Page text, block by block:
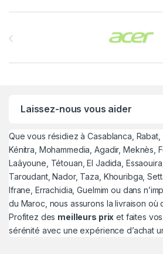
Laissez-nous vous aider
Que vous résidiez à Casablanca,
Kénitra, Mohammedia, Agadir, Meknès,
Laâyoune, Tétouan, El Jadida,
Taroudant, Nador, Taza, Khouribga,
Ifrane, Errachidia, Guelmim ou dans
du Maroc, nous assurons la livraison où
Profitez des meilleurs prix et faites
sérénité avec une expérience d’achat